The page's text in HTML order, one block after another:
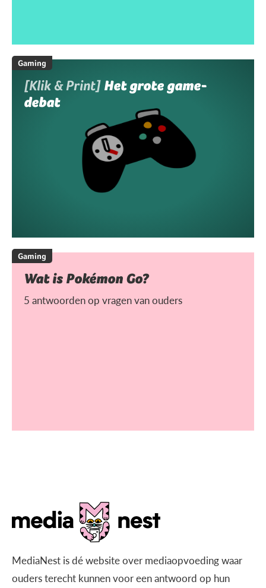
Gaming
[Klik & Print] Het grote game-
debat
Gaming
Wat is Pokémon Go?
5 antwoorden op vragen van ouders
MediaNest is dé website over mediaopvoeding waar
ouders terecht kunnen voor een antwoord op hun